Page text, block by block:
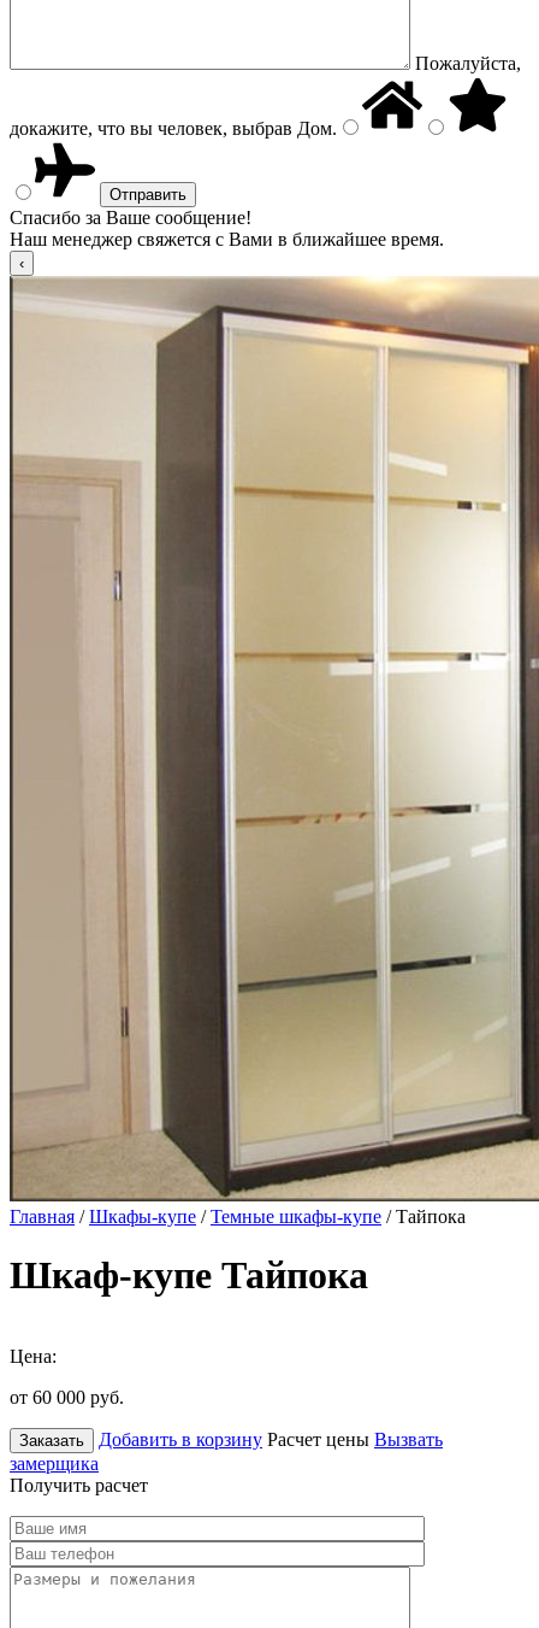
Пожалуйста,
докажите, что вы человек, выбрав Дом.
Спасибо за Ваше сообщение!
Наш менеджер свяжется с Вами в ближайшее время.
Главная /Шкафы-купе /Темные шкафы-купе / Тайпока
Шкаф-купе Тайпока
Цена:
от 60 000 руб.
Заказать Добавить в корзину Расчет цены Вызвать
замерщика
Получить расчет